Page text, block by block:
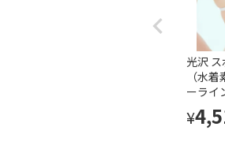
光沢
（水
ーライ
¥